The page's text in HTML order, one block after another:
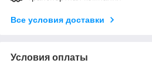
Все условия доставки
Условия оплаты